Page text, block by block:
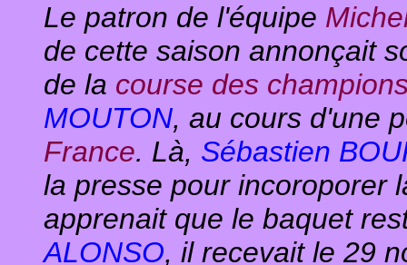
Le patron de l'équipe
de cette saison annonçait
de la course des
MOUTON, au cours d'une
France. Là, Sébastien
la presse pour incoroporer
apprenait que le baquet
ALONSO, il recevait le 29